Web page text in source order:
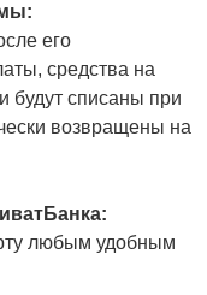
его
средства на
будут списаны при
возвращены на
любым удобным